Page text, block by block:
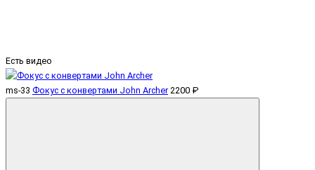
Есть видео
ms-33 Фокус с конвертами John Archer 2200 ₽